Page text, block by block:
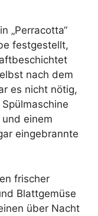
„Perracotta“
festgestellt,
nach dem
es nicht nötig,
einem
eingebrannte
frischer
Blattgemüse
über Nacht